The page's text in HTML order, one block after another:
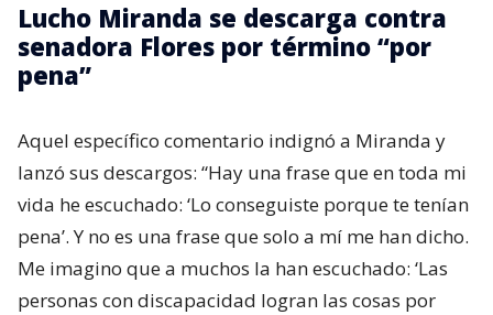
Lucho Miranda se descarga contra
senadora Flores por término “por
pena”
Aquel específico comentario indignó a Miranda y
lanzó sus descargos: “Hay una frase que en toda mi
vida he escuchado: ‘Lo conseguiste porque te tenían
pena’. Y no es una frase que solo a mí me han dicho.
Me imagino que a muchos la han escuchado: ‘Las
personas con discapacidad logran las cosas por